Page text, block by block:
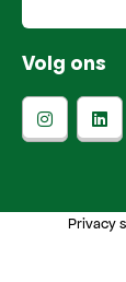
Volg ons
Privacy